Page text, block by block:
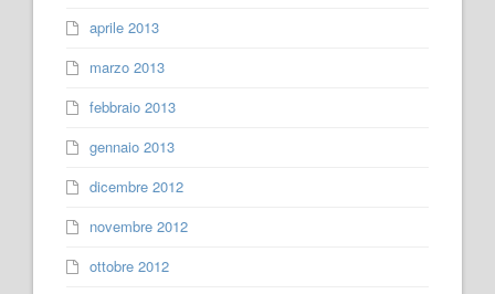
aprile 2013
marzo 2013
febbraio 2013
gennaio 2013
dicembre 2012
novembre 2012
ottobre 2012